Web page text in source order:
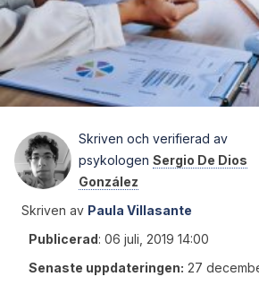
Skriven och verifierad av
psykologen Sergio De Dios
González
Skriven av Paula Villasante
Publicerad: 06 juli, 2019 14:00
Senaste uppdateringen: 27